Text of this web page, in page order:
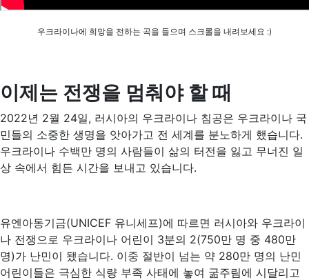
우크라이나에 희망을 전하는 곡을 들으며 스크롤을 내려보세요 :)
이제는 전쟁을 멈춰야 할 때
2022년 2월 24일, 러시아의 우크라이나 침공은 우크라이나 국
민들의 소중한 생명을 앗아가고 전 세계를 분노하게 했습니다.
우크라이나 수백만 명의 사람들이 삶의 터전을 잃고 무너진 일
상 속에서 힘든 시간을 보내고 있습니다.
유엔아동기금(UNICEF 유니세프)에 따르면 러시아와 우크라이
나 전쟁으로 우크라이나 어린이 3분의 2(750만 명 중 480만
명)가 난민이 됐습니다. 이중 절반이 넘는 약 280만 명의 난민
어린이들은 극심한 식량 부족 사태에 놓여 굶주림에 시달리고